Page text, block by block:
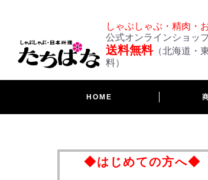
しゃぶしゃぶ・精肉・
公式オンラインショッ
送料無料（北海道・
料）
HOME
◆はじめての方へ◆